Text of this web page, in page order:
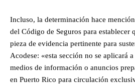
Incluso, la determinación hace
del Código de Seguros para establecer
pieza de evidencia pertinente para
Acodese: «esta sección no se aplicará
medios de información o anuncios
en Puerto Rico para circulación